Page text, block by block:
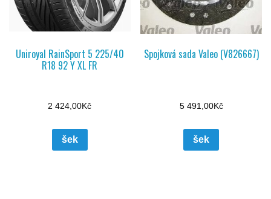
Uniroyal RainSport 5 225/40
R18 92 Y XL FR
2 424,00Kč
šek
Spojková sada Valeo (V826667)
5 491,00Kč
šek